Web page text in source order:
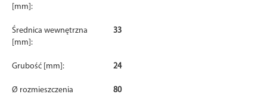
[mm]:
Średnica wewnętrzna
[mm]:
33
Grubość [mm]: 24
Ø rozmieszczenia
80